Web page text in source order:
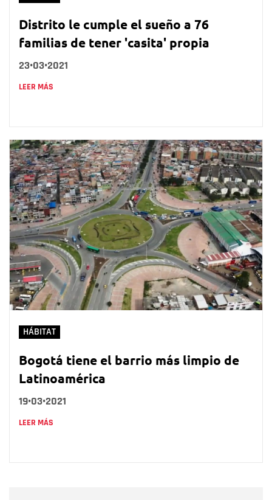
Distrito le cumple el sueño a 76
familias de tener 'casita' propia
23•03•2021
LEER MÁS
HÁBITAT
Bogotá tiene el barrio más limpio de
Latinoamérica
19•03•2021
LEER MÁS